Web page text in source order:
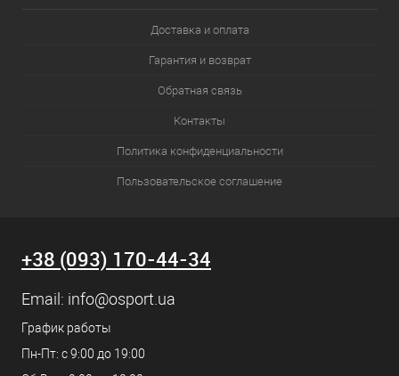
Доставка и оплата
Гарантия и возврат
Обратная связь
Контакты
Политика конфиденциальности
Пользовательское соглашение
+38 (093) 170-44-34
Email: info@osport.ua
График работы
Пн-Пт: с 9:00 до 19:00